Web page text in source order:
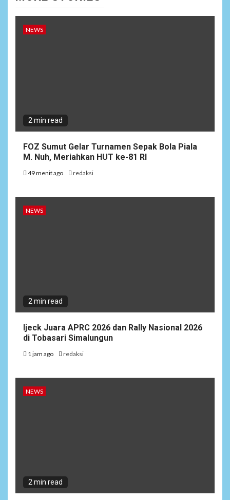
NEWS
2 min read
FOZ Sumut Gelar Turnamen Sepak Bola Piala
M. Nuh, Meriahkan HUT ke-81 RI
49 menit ago redaksi
NEWS
2 min read
Ijeck Juara APRC 2026 dan Rally Nasional 2026
di Tobasari Simalungun
1 jam ago redaksi
NEWS
2 min read